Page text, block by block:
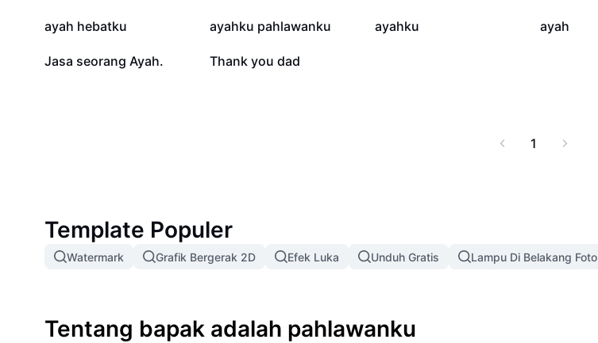
1,9 rb
ayah hebatku 1,4 rb
ayahku pahlawanku 1,4 rb
ayahku 1,1 rb
ayah
337
Jasa seorang Ayah. 222
Thank you dad
1
Template Populer
Watermark Grafik Bergerak 2D Efek Luka Unduh Gratis Lampu Di Belakang Foto
Tentang bapak adalah pahlawanku